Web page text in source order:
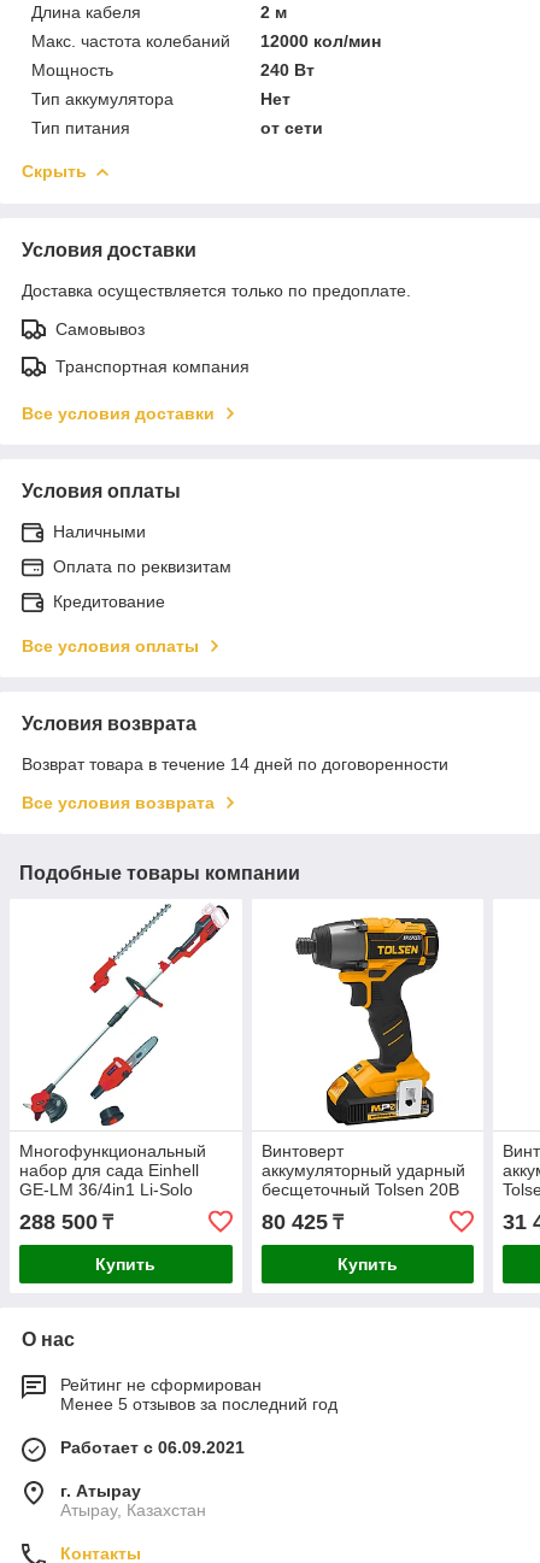
Длина кабеля
2 м
Макс. частота колебаний
12000 кол/мин
Мощность
240 Вт
Тип аккумулятора
Нет
Тип питания
от сети
Скрыть
Условия доставки
Доставка осуществляется только по предоплате.
Самовывоз
Транспортная компания
Все условия доставки
Условия оплаты
Наличными
Оплата по реквизитам
Кредитование
Все условия оплаты
Условия возврата
Возврат товара в течение 14 дней по договоренности
Все условия возврата
Подобные товары компании
Многофункциональный
набор для сада Einhell
GE-LM 36/4in1 Li-Solo
288 500 ₸
Купить
Винтоверт
аккумуляторный ударный
бесщеточный Tolsen 20В
2x2Ач 1/4" 200Нм 87256
80 425₸
Купить
31
О нас
Рейтинг не сформирован
Менее 5 отзывов за последний год
Работает с 06.09.2021
г. Атырау
Атырау, Казахстан
Контакты